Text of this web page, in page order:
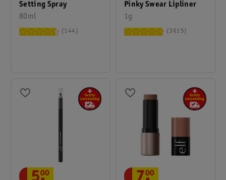
Setting Spray
80ml
144
Pinky Swear Lipliner
1g
3615
00 00